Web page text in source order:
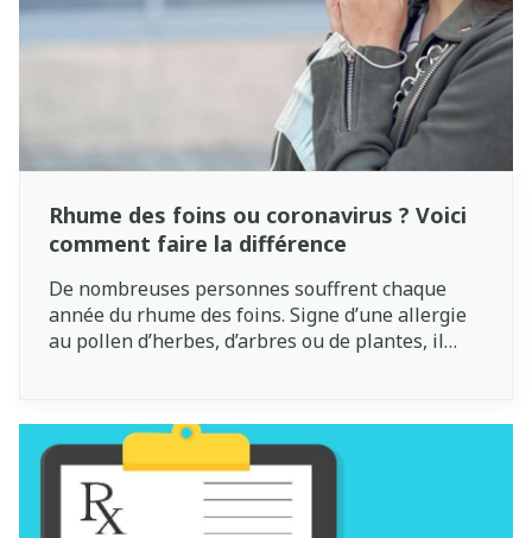
Rhume des foins ou coronavirus ? Voici
comment faire la différence
De nombreuses personnes souffrent chaque
année du rhume des foins. Signe d’une allergie
au pollen d’herbes, d’arbres ou de plantes, il
gonflés et la gorge irritée. Le rhume des foins
n’est pas agréable, surtout en période de
coronavirus. Mais comment faire la différence
entre les symptômes du rhume des foins et une
infection au coronavirus ?